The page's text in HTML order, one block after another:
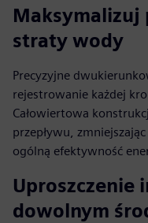
Maksymalizuj
straty wody
Precyzyjne
rejestrowanie każdej
Całowiertowa
przepływu,
ogólną efektywność
Uproszczenie
dowolnym